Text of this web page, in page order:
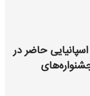
حاضر در